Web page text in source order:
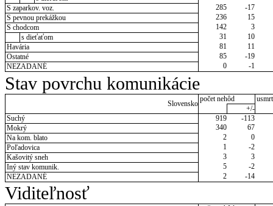
S zaparkov. voz.
285
-17
S pevnou prekážkou
236
15
S chodcom
142
3
s dieťaťom
31
10
Havária
81
11
Ostatné
85
-19
NEZADANÉ
0 -1
Stav povrchu komunikácie
Slovensko
počet nehôd
+/-
Suchý
919
-113
Mokrý
340
67
Na kom. blato
2
0
Poľadovica
1
-2
Kašovitý sneh
3
3
Iný stav komunik.
5
-2
NEZADANÉ
2 -14
Viditeľnosť